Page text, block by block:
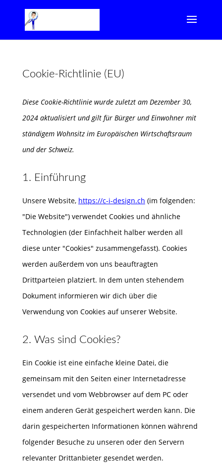
Cookie-Richtlinie (EU)
Diese Cookie-Richtlinie wurde zuletzt am Dezember 30,
2024 aktualisiert und gilt für Bürger und Einwohner mit
ständigem Wohnsitz im Europäischen Wirtschaftsraum
und der Schweiz.
1. Einführung
Unsere Website, https://c-i-design.ch (im folgenden:
"Die Website") verwendet Cookies und ähnliche
Technologien (der Einfachheit halber werden all
diese unter "Cookies" zusammengefasst). Cookies
werden außerdem von uns beauftragten
Drittparteien platziert. In dem unten stehendem
Dokument informieren wir dich über die
Verwendung von Cookies auf unserer Website.
2. Was sind Cookies?
Ein Cookie ist eine einfache kleine Datei, die
gemeinsam mit den Seiten einer Internetadresse
versendet und vom Webbrowser auf dem PC oder
einem anderen Gerät gespeichert werden kann. Die
darin gespeicherten Informationen können während
folgender Besuche zu unseren oder den Servern
relevanter Drittanbieter gesendet werden.